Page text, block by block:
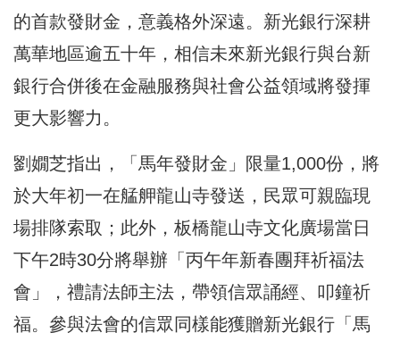
的首款發財金，意義格外深遠。新光銀行深耕
萬華地區逾五十年，相信未來新光銀行與台新
銀行合併後在金融服務與社會公益領域將發揮
更大影響力。
劉嫺芝指出，「馬年發財金」限量1,000份，將
於大年初一在艋舺龍山寺發送，民眾可親臨現
場排隊索取；此外，板橋龍山寺文化廣場當日
下午2時30分將舉辦「丙午年新春團拜祈福法
會」，禮請法師主法，帶領信眾誦經、叩鐘祈
福。參與法會的信眾同樣能獲贈新光銀行「馬